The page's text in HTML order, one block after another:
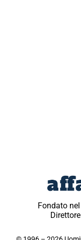
Fondato